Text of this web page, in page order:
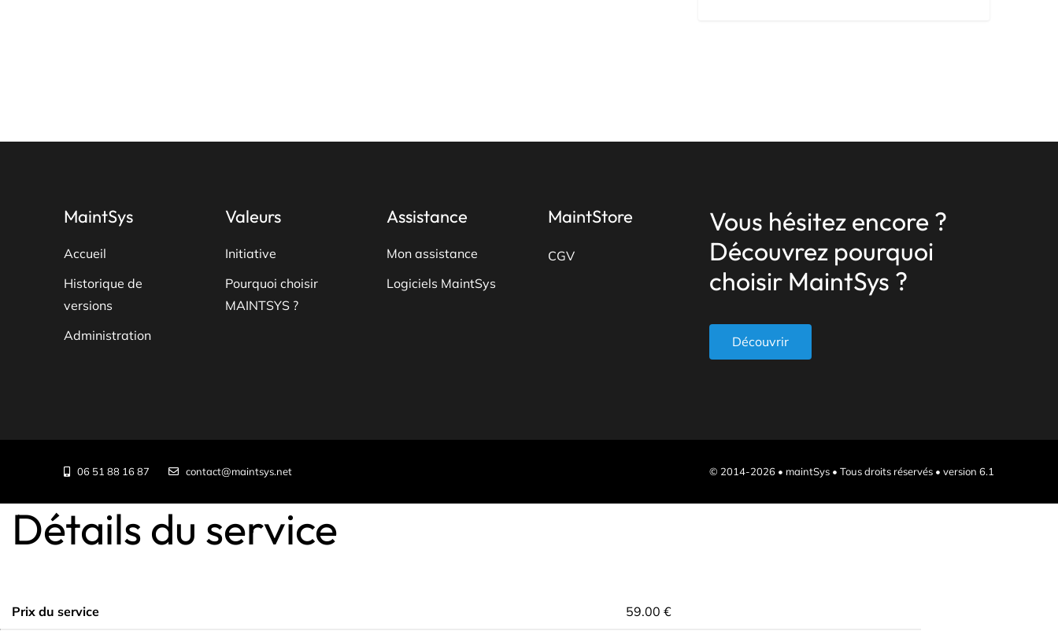
MaintSys
Accueil
Historique de
versions
Administration
Valeurs
Initiative
Pourquoi choisir
MAINTSYS ?
Assistance
Mon assistance
Logiciels MaintSys
MaintStore
CGV
Vous hésitez encore ?
Découvrez pourquoi
choisir MaintSys ?
Découvrir
06 51 88 16 87 contact@maintsys.net © 2014-2026 • maintSys • Tous droits réservés • version 6.1
Détails du service
Prix du service 59.00 €